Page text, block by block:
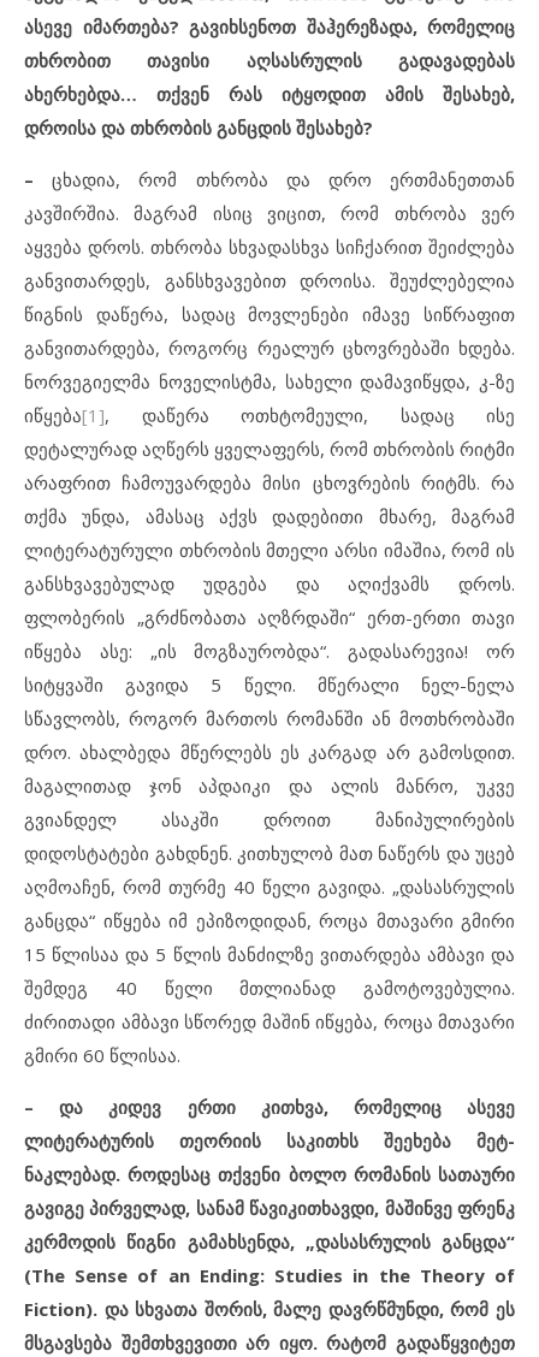
ასევე იმართება? გავიხსენოთ შაჰერეზადა, რომელიც
თხრობით თავისი აღსასრულის გადავადებას
ახერხებდა… თქვენ რას იტყოდით ამის შესახებ,
დროისა და თხრობის განცდის შესახებ?
–ცხადია, რომ თხრობა და დრო ერთმანეთთან
კავშირშია. მაგრამ ისიც ვიცით, რომ თხრობა ვერ
აყვება დროს. თხრობა სხვადასხვა სიჩქარით შეიძლება
განვითარდეს, განსხვავებით დროისა. შეუძლებელია
წიგნის დაწერა, სადაც მოვლენები იმავე სიწრაფით
განვითარდება, როგორც რეალურ ცხოვრებაში ხდება.
ნორვეგიელმა ნოველისტმა, სახელი დამავიწყდა, კ-ზე
იწყება[1], დაწერა ოთხტომეული, სადაც ისე
დეტალურად აღწერს ყველაფერს, რომ თხრობის რიტმი
არაფრით ჩამოუვარდება მისი ცხოვრების რიტმს. რა
თქმა უნდა, ამასაც აქვს დადებითი მხარე, მაგრამ
ლიტერატურული თხრობის მთელი არსი იმაშია, რომ ის
განსხვავებულად უდგება და აღიქვამს დროს.
ფლობერის „გრძნობათა აღზრდაში“ ერთ-ერთი თავი
იწყება ასე: „ის მოგზაურობდა“. გადასარევია! ორ
სიტყვაში გავიდა 5 წელი. მწერალი ნელ-ნელა
სწავლობს, როგორ მართოს რომანში ან მოთხრობაში
დრო. ახალბედა მწერლებს ეს კარგად არ გამოსდით.
მაგალითად ჯონ აპდაიკი და ალის მანრო, უკვე
გვიანდელ ასაკში დროით მანიპულირების
დიდოსტატები გახდნენ. კითხულობ მათ ნაწერს და უცებ
აღმოაჩენ, რომ თურმე 40 წელი გავიდა. „დასასრულის
განცდა“ იწყება იმ ეპიზოდიდან, როცა მთავარი გმირი
15 წლისაა და 5 წლის მანძილზე ვითარდება ამბავი და
შემდეგ 40 წელი მთლიანად გამოტოვებულია.
ძირითადი ამბავი სწორედ მაშინ იწყება, როცა მთავარი
გმირი 60 წლისაა.
–
და კიდევ ერთი კითხვა, რომელიც ასევე
ლიტერატურის თეორიის საკითხს შეეხება მეტ-
ნაკლებად.როდესაც თქვენი ბოლო რომანის სათაური
გავიგე პირველად, სანამ წავიკითხავდი, მაშინვე ფრენკ
კერმოდის წიგნი გამახსენდა, „დასასრულის განცდა“
(The Sense of an Ending: Studies in the Theory of
Fiction). და სხვათა შორის, მალე დავრწმუნდი, რომ ეს
მსგავსება შემთხვევითი არ იყო. რატომ გადაწყვიტეთ